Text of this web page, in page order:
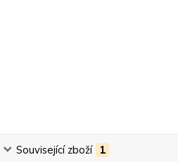
Související zboží 1